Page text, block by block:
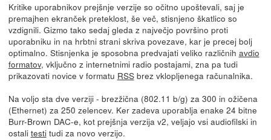
Kritike uporabnikov prejšnje verzije so očitno upoštevali, saj je
premajhen ekranček preteklost, še več, stisnjeno škatlico so
vzdignili. Gizmo tako sedaj gleda z največjo površino proti
uporabniku in na hrbtni strani skriva povezave, kar je precej bolj
optimalno. Stisnjenka je sposobna predvajati veliko različnih avdio
formatov, vključno z internetnimi radio postajami, zna pa tudi
prikazovati novice v formatu RSSbrez vklopljenega računalnika.
Na voljo sta dve verziji - brezžična (802.11 b/g) za 300 in ožičena
(Ethernet) za 250 zelencev. Ker zadeva uporablja enake 24 bitne
Burr-Brown DAC-e, kot prejšnja verzija v2, veljajo vsi audiofilski in
ostali testitudi za novo verzijo.